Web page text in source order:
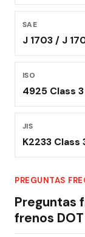
SAE
J 1703 / J
ISO
4925 Class
JIS
K2233 Class
PREGUNTAS
Preguntas
frenos DOT